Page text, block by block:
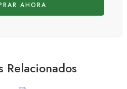
AHORA
Relacionados